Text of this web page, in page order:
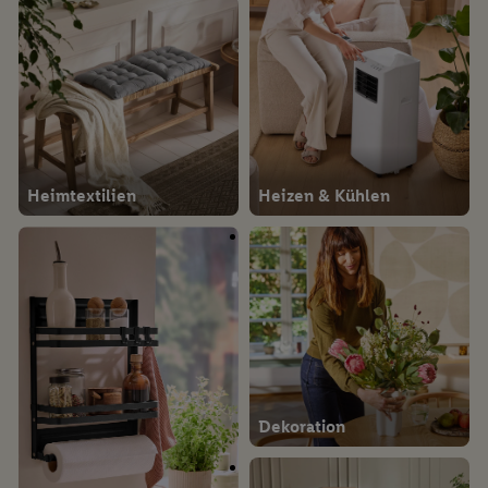
Heizen & Kühlen
Heimtextilien
Dekoration